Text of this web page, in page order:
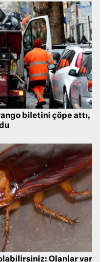
biletini çöpe attı,
Olanlar var